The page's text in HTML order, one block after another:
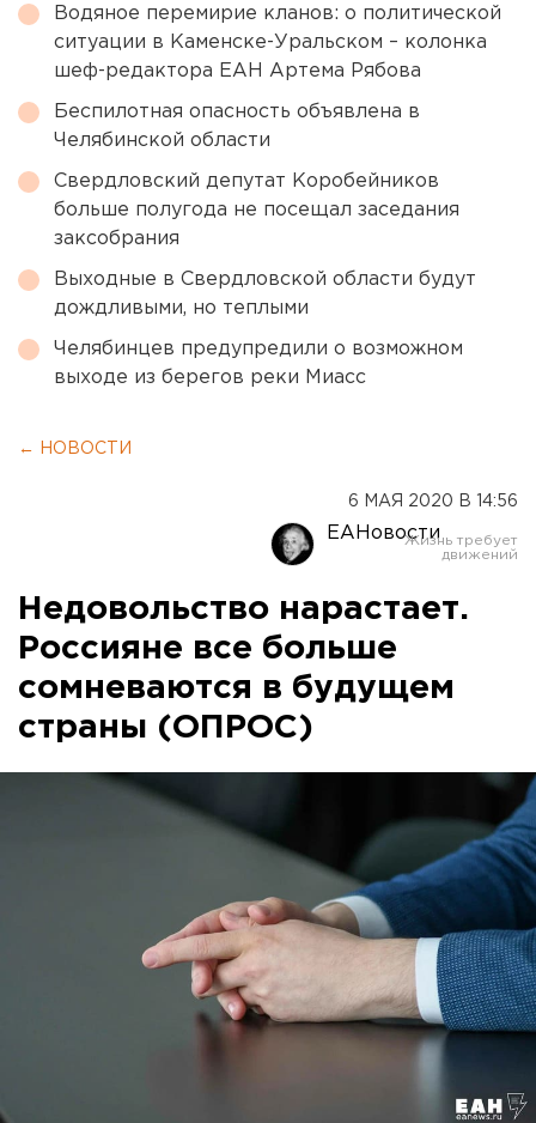
Водяное перемирие кланов: о политической
ситуации в Каменске-Уральском – колонка
шеф-редактора ЕАН Артема Рябова
Беспилотная опасность объявлена в
Челябинской области
Свердловский депутат Коробейников
больше полугода не посещал заседания
заксобрания
Выходные в Свердловской области будут
дождливыми, но теплыми
Челябинцев предупредили о возможном
выходе из берегов реки Миасс
← НОВОСТИ
6 МАЯ 2020 В 14:56
ЕАНовости
Недовольство нарастает.
Россияне все больше
сомневаются в будущем
страны (ОПРОС)